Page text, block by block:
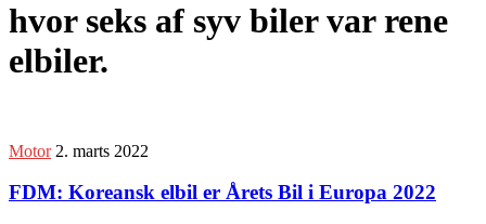
hvor seks af syv biler var rene
elbiler.
Motor 2. marts 2022
FDM: Koreansk elbil er Årets Bil i Europa 2022